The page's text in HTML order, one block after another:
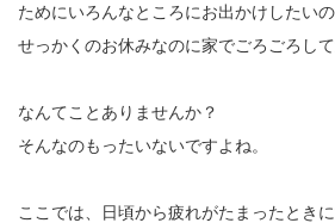
ためにいろんなところにお出かけしたい
せっかくのお休みなのに家でごろごろし
なんてことありませんか？
そんなのもったいないですよね。
ここでは、日頃から疲れがたまったとき